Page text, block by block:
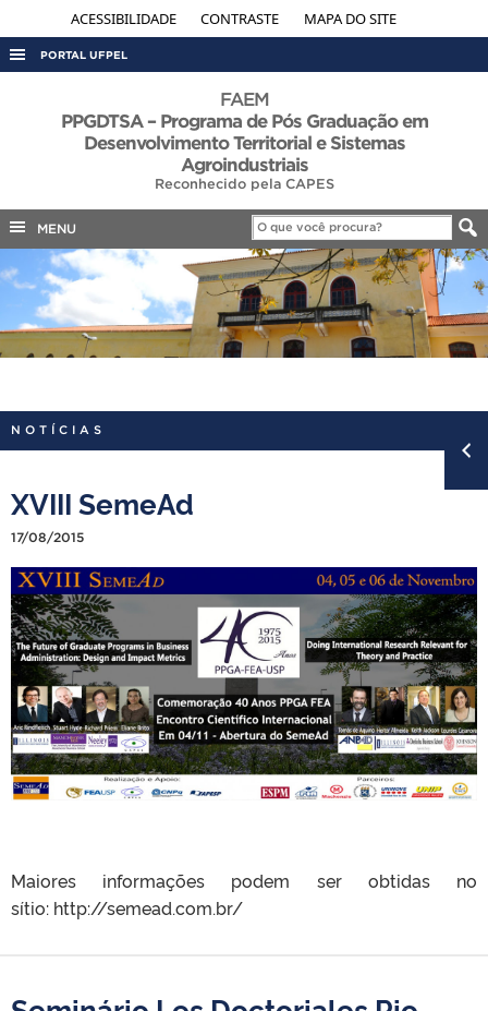
ACESSIBILIDADE CONTRASTE MAPA DO SITE
PORTAL UFPEL
AUDITORIA
INTERNACIONAL
OUVIDORIA
PORTARIAS
FAEM
PPGDTSA – Programa de Pós Graduação em
Desenvolvimento Territorial e Sistemas
Agroindustriais
Reconhecido pela CAPES
MENU
NOTÍCIAS
XVIII SemeAd
17/08/2015
Maiores informações podem ser obtidas no
sítio: http://semead.com.br/